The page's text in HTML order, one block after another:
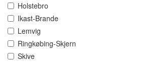
Holstebro
Ikast-Brande
Lemvig
Ringkøbing-Skjern
Skive